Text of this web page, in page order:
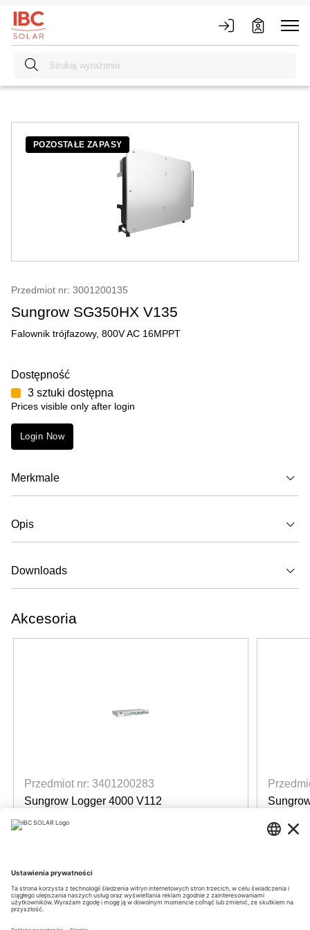
POZOSTAŁE ZAPASY
Przedmiot nr: 3001200135
Sungrow SG350HX V135
Falownik trójfazowy, 800V AC 16MPPT
Dostępność
3 sztuki dostępna
Prices visible only after login
Login Now
Merkmale
Opis
Downloads
Akcesoria
Przedmiot nr: 3401200283
Sungrow Logger 4000 V112
Datalogger
Login for prices